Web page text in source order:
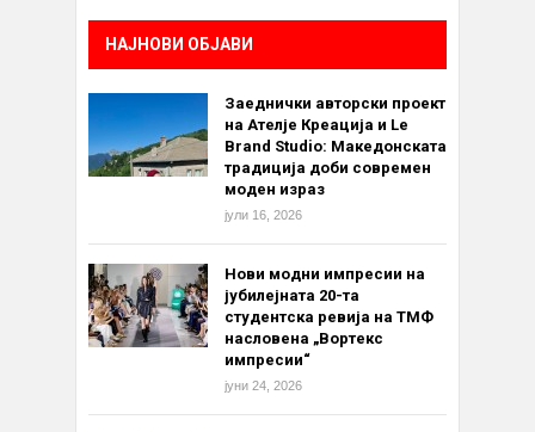
НАЈНОВИ ОБЈАВИ
Заеднички авторски проект
на Ателје Креација и Le
Brand Studio: Македонската
традиција доби современ
моден израз
јули 16, 2026
Нови модни импресии на
јубилејната 20-та
студентска ревија на ТМФ
насловена „Вортекс
импресии“
јуни 24, 2026